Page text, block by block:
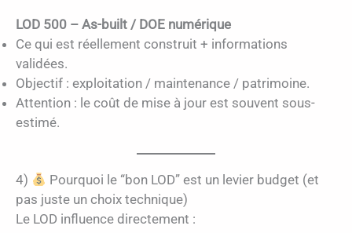
LOD 500 – As-built / DOE numérique
Ce qui est réellement construit + informations
validées.
Objectif : exploitation / maintenance / patrimoine.
Attention : le coût de mise à jour est souvent sous-
estimé.
4)
Pourquoi le “bon LOD” est un levier budget (et
pas juste un choix technique)
Le LOD influence directement :